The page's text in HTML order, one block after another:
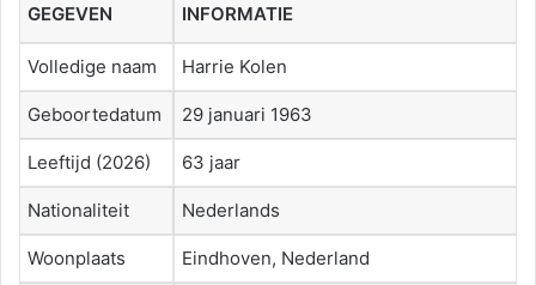
GEGEVEN INFORMATIE
Volledige naam Harrie Kolen
Geboortedatum 29 januari 1963
Leeftijd (2026) 63 jaar
Nationaliteit Nederlands
Woonplaats Eindhoven, Nederland